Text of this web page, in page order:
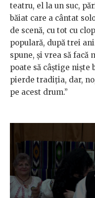
teatru, el la un suc,
băiat care a cântat
de scenă, cu tot cu
populară, după trei
spune, și vrea să facă
poate să câștige niște
pierde tradiția, dar,
pe acest drum.”